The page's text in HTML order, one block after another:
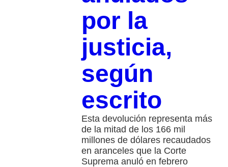
por la
justicia,
según
escrito
Esta devolución representa más
de la mitad de los 166 mil
millones de dólares recaudados
en aranceles que la Corte
Suprema anuló en febrero